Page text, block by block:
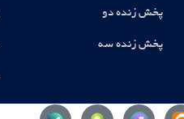
پخش زنده دو
پخش زنده سه